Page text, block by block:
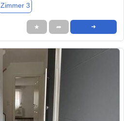
Zimmer 3
★ ➦ ➜